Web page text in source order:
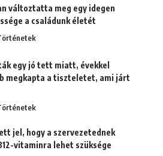
változtatta meg egy idegen
a családunk életét
egy jó tett miatt, évekkel
megkapta a tiszteletet, ami járt
jel, hogy a szervezetednek
vitaminra lehet szüksége